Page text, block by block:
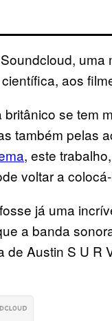
aos
se tem
também pelas
, este
voltar a
já uma
a banda
Austin S U R